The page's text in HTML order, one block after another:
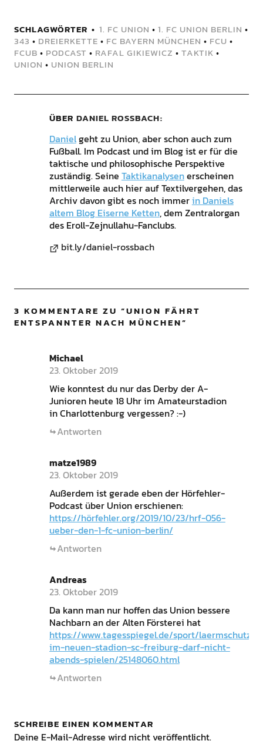
SCHLAGWÖRTER 1. FC UNION • 1. FC UNION BERLIN •
343 • DREIERKETTE • FC BAYERN MÜNCHEN • FCU •
FCUB • PODCAST • RAFAL GIKIEWICZ • TAKTIK •
UNION • UNION BERLIN
ÜBER DANIEL ROSSBACH
Danielgeht zu Union, aber schon auch zum
Fußball. Im Podcast und im Blog ist er für die
taktische und philosophische Perspektive
zuständig. Seine Taktikanalysenerscheinen
mittlerweile auch hier auf Textilvergehen, das
Archiv davon gibt es noch immerin Daniels
altem Blog Eiserne Ketten, dem Zentralorgan
des Eroll-Zejnullahu-Fanclubs.
bit.ly/daniel-rossbach
3 KOMMENTARE ZU “UNION FÄHRT
ENTSPANNTER NACH MÜNCHEN”
Michael
23. Oktober 2019
Wie konntest du nur das Derby der A-
Junioren heute 18 Uhr im Amateurstadion
in Charlottenburg vergessen? :-)
Antworten
matze1989
23. Oktober 2019
Außerdem ist gerade eben der Hörfehler-
Podcast über Union erschienen:
https://hörfehler.org/2019/10/23/hrf-056-
ueber-den-1-fc-union-berlin/
Antworten
Andreas
23. Oktober 2019
Da kann man nur hoffen das Union bessere
Nachbarn an der Alten Försterei hat
https://www.tagesspiegel.de/sport/laermschutz-
im-neuen-stadion-sc-freiburg-darf-nicht-
abends-spielen/25148060.html
Antworten
SCHREIBE EINEN KOMMENTAR
Deine E-Mail-Adresse wird nicht veröffentlicht.